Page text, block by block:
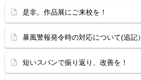
是非。作品展にご来校を！
暴風警報発令時の対応について(追記）
短いスパンで振り返り、改善を！